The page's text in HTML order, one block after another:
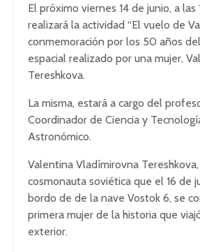
El próximo viernes 14 de junio, a las
realizará la actividad “El vuelo de
conmemoración por los 50 años
espacial realizado por una mujer,
Tereshkova.
La misma, estará a cargo del
Coordinador de Ciencia y
Astronómico.
Valentina Vladímirovna
cosmonauta soviética que el 16 de
bordo de de la nave Vostok 6, se
primera mujer de la historia que
exterior.